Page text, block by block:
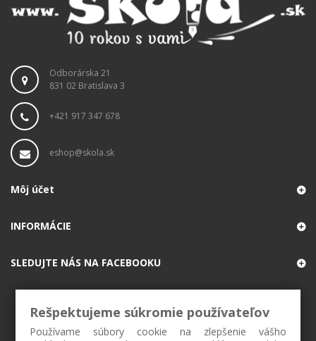
Odborárska 21
831 02 Bratislava 3
+421 917 347 678
eshop@skola.sk
Môj účet
INFORMÁCIE
SLEDUJTE NÁS NA FACEBOOKU
Rešpektujeme súkromie používateľov
Používame súbory cookie na zlepšenie vášho